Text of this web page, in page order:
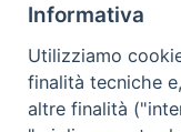
Redazione
Scrivici
Informativa
Utilizziamo
finalità tecniche
altre finalità